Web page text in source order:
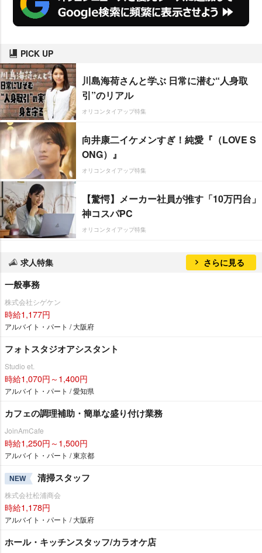
PICK UP
川島海荷さんと学ぶ 日常に潜む“人身取
引”のリアル
オリコンタイアップ特集
向井康二イケメンすぎ！純愛『（LOVE S
ONG）』
オリコンタイアップ特集
【驚愕】メーカー社員が推す「10万円台」
神コスパPC
オリコンタイアップ特集
求人特集 さらに見る
一般事務
株式会社シゲケン
時給1,177円
アルバイト・パート / 大阪府
フォトスタジオアシスタント
Studio et.
時給1,070円～1,400円
アルバイト・パート / 愛知県
カフェの調理補助・簡単な盛り付け業務
JoinAmCafe
時給1,250円～1,500円
アルバイト・パート / 東京都
NEW 清掃スタッフ
株式会社松浦商会
時給1,178円
アルバイト・パート / 大阪府
ホール・キッチンスタッフ/カラオケ店